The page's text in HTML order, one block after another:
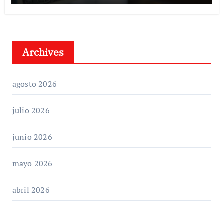
Archives
agosto 2026
julio 2026
junio 2026
mayo 2026
abril 2026